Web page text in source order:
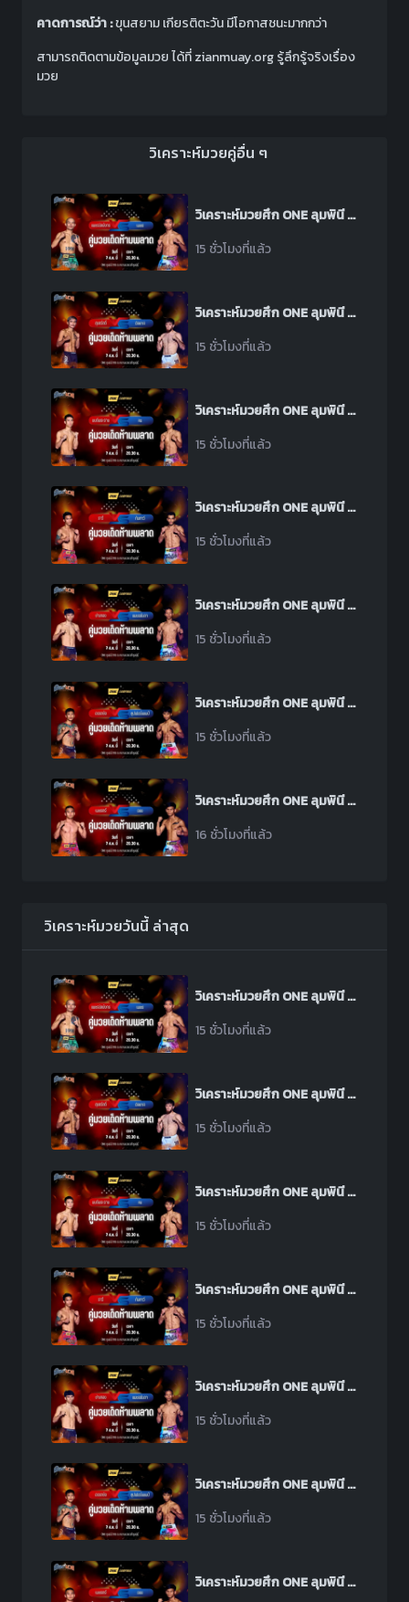
คาดการณ์ว่า :ขุนสยาม เกียรติตะวันมีโอกาสชนะมากกว่า
สามารถติดตามข้อมูลมวย ได้ที่ zianmuay.org รู้ลึกรู้จริงเรื่อง
มวย
วิเคราะห์มวยคู่อื่น ๆ
วิเคราะห์มวยศึก ONE ลุมพินี 165 ระหว่าง เพชรนิลมังกร น้ำแข็งไอซ์แลนด์ พบ เพชร สวนหลวงรถยก
15 ชั่วโมงที่แล้ว
วิเคราะห์มวยศึก ONE ลุมพินี 165 ระหว่าง สุขสวัสดิ์ พีเค.แสนชัย พบ อิลยาส มูซาเอฟ
15 ชั่วโมงที่แล้ว
วิเคราะห์มวยศึก ONE ลุมพินี 165 ระหว่าง มนต์พระราม ศิษย์เพชรฉลูกัณฑ์ พบ คม พีเค.แสนชัย
15 ชั่วโมงที่แล้ว
วิเคราะห์มวยศึก ONE ลุมพินี 165 ระหว่าง ราวี ลูกสวน พบ ทันทาวี อาเหม็ด ฮาเฟซ
15 ชั่วโมงที่แล้ว
วิเคราะห์มวยศึก ONE ลุมพินี 165 ระหว่าง ช่างทอง เอ็มยุเด็น พบ เพชรอันดา เกียรติยอดยิ่ง
15 ชั่วโมงที่แล้ว
วิเคราะห์มวยศึก ONE ลุมพินี 165 ระหว่าง อรรถชัย ลูกสวน พบ ซุปเปอร์แชมป์ วูดดี้ชลบุรีพระลิสซิ่ง
15 ชั่วโมงที่แล้ว
วิเคราะห์มวยศึก ONE ลุมพินี 165 ระหว่าง เพชรตรี ศิษย์เจ๊แดง พบ ออง ทุน โบ
16 ชั่วโมงที่แล้ว
วิเคราะห์มวยวันนี้ ล่าสุด
วิเคราะห์มวยศึก ONE ลุมพินี 165 ระหว่าง เพชรนิลมังกร น้ำแข็งไอซ์แลนด์ พบ เพชร สวนหลวงรถยก
15 ชั่วโมงที่แล้ว
วิเคราะห์มวยศึก ONE ลุมพินี 165 ระหว่าง สุขสวัสดิ์ พีเค.แสนชัย พบ อิลยาส มูซาเอฟ
15 ชั่วโมงที่แล้ว
วิเคราะห์มวยศึก ONE ลุมพินี 165 ระหว่าง มนต์พระราม ศิษย์เพชรฉลูกัณฑ์ พบ คม พีเค.แสนชัย
15 ชั่วโมงที่แล้ว
วิเคราะห์มวยศึก ONE ลุมพินี 165 ระหว่าง ราวี ลูกสวน พบ ทันทาวี อาเหม็ด ฮาเฟซ
15 ชั่วโมงที่แล้ว
วิเคราะห์มวยศึก ONE ลุมพินี 165 ระหว่าง ช่างทอง เอ็มยุเด็น พบ เพชรอันดา เกียรติยอดยิ่ง
15 ชั่วโมงที่แล้ว
วิเคราะห์มวยศึก ONE ลุมพินี 165 ระหว่าง อรรถชัย ลูกสวน พบ ซุปเปอร์แชมป์ วูดดี้ชลบุรีพระลิสซิ่ง
15 ชั่วโมงที่แล้ว
วิเคราะห์มวยศึก ONE ลุมพินี 165 ระหว่าง เพชรตรี ศิษย์เจ๊แดง พบ ออง ทุน โบ